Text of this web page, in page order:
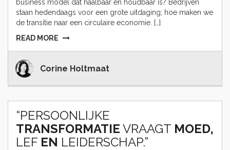
business model dat haalbaar en houdbaar is? Bedrijven
staan hedendaags voor een grote uitdaging; hoe maken we
de transitie naar een circulaire economie. […]
READ MORE
Corine Holtmaat
“PERSOONLIJKE
TRANSFORMATIE VRAAGT MOED,
LEF EN LEIDERSCHAP.”